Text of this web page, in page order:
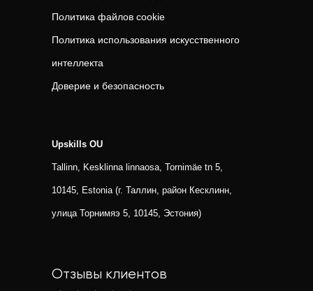
Политика файлов cookie
Политика использования искусственного
интеллекта
Доверие и безопасность
Upskills OU
Tallinn, Kesklinna linnaosa, Tornimäe tn 5,
10145, Estonia (г. Таллин, район Кесклинн,
улица Торнимяэ 5, 10145, Эстония)
Отзывы клиентов